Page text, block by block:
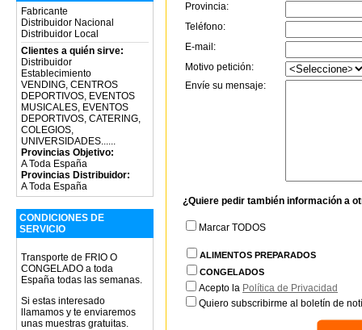
Fabricante
Distribuidor Nacional
Distribuidor Local
Clientes a quién sirve:
Distribuidor
Establecimiento
VENDING, CENTROS
DEPORTIVOS, EVENTOS
MUSICALES, EVENTOS
DEPORTIVOS, CATERING,
COLEGIOS,
UNIVERSIDADES......
Provincias Objetivo:
A Toda España
Provincias Distribuidor:
A Toda España
CONDICIONES DE
SERVICIO
Transporte de FRIO O
CONGELADO a toda
España todas las semanas.
Si estas interesado
llamamos y te enviaremos
unas muestras gratuitas.
Provincia:
Teléfono:
E-mail:
Motivo petición:
Envíe su mensaje:
¿Quiere pedir también información a
Marcar TODOS
ALIMENTOS PREPARADOS
CONGELADOS
Acepto la Política de Privacidad
Quiero subscribirme al boletín de